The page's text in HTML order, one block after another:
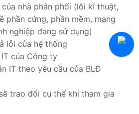
Lao Động
Tập Sinh
Dụng
nhà phân phối (lỗi kĩ thuật,
phần cứng, phần mềm, mạng
nghiệp đang sử dụng)
lỗi của hệ thống
của Công ty
IT theo yêu cầu của BLĐ
trao đổi cụ thể khi tham gia